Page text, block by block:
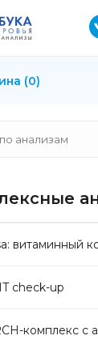
(0)
витаминный
check-up
комплекс с